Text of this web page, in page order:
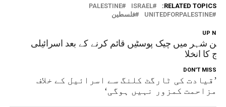
RELATED TOPICS:
ISRAEL
PALESTINE
UNITEDFORPALESTINE
فلسطین
UP
شہر میں چیک پوسٹیں قائم کرنے کے بعد اسرائیلی
کا انخلا
DON'T MISS
’قیادت کی ٹارگٹ کلنگ سے اسرائیل کے خلاف
مزاحمت کمزور نہیں ہوگی‘